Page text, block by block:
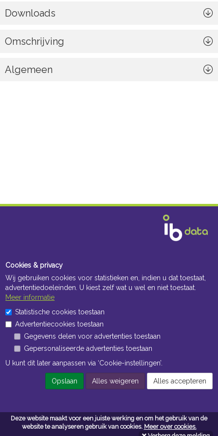
Deze website maakt voor een juiste werking en om het gebruik van de
website te analyseren gebruik van cookies. Meer over cookies.
Downloads
Omschrijving
Algemeen
Openingstijden Kantoor
ma t/m vr 8:30 uur tot 17:00 uur
Openingstijden Magazijn
ma t/m vr 7:00 uur tot 16:30 uur
Algemene voorwaarden
Cookies & privacy
Wij gebruiken cookies voor statistieken en, indien u dat toestaat,
advertentiedoeleinden. U kiest zelf wat u wel en niet toestaat.
Meer informatie
Statistische cookies toestaan
Advertentiecookies toestaan
Gegevens delen voor advertenties toestaan
Gepersonaliseerde advertenties toestaan
U kunt dit later aanpassen via ‘Cookie-instellingen’.
Opslaan Alles weigeren Alles accepteren